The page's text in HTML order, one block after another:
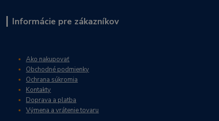
Informácie pre zákazníkov
Ako nakupovať
Obchodné podmienky
Ochrana súkromia
Kontakty
Doprava a platba
Výmena a vrátenie tovaru